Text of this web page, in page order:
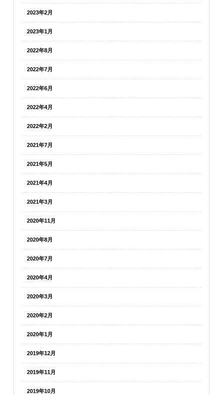
2023年2月
2023年1月
2022年8月
2022年7月
2022年6月
2022年4月
2022年2月
2021年7月
2021年5月
2021年4月
2021年3月
2020年11月
2020年8月
2020年7月
2020年4月
2020年3月
2020年2月
2020年1月
2019年12月
2019年11月
2019年10月